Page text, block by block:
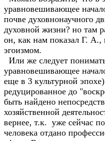
уравновешивающее
почве духовнонаучного
духовной жизни? но там
он, как нам показал Г. А.,
эгоизмом.
Или же следует
уравновешивающее
еще в 3 культурной
редуцированное до
быть найдено
хозяйственной
вернее, т.к. уже сейчас
человека отдано